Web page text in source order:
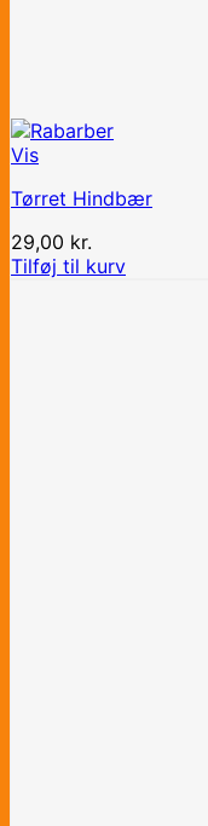
Vis
Tørret Hindbær
29,00 kr.
Tilføj til kurv